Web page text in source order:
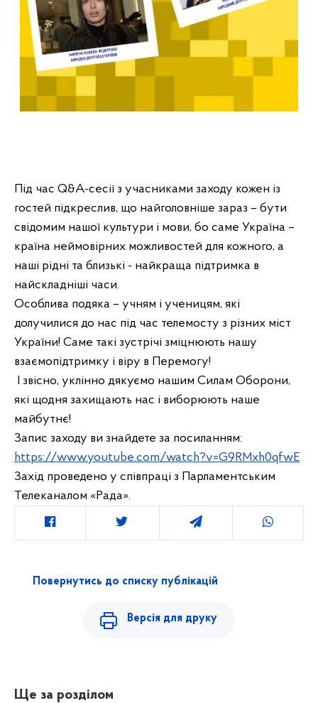
Під час Q&A-сесії з учасниками заходу кожен із
гостей підкреслив, що найголовніше зараз – бути
свідомим нашої культури і мови, бо саме Україна –
країна неймовірних можливостей для кожного, а
наші рідні та близькі - найкраща підтримка в
Особлива подяка – учням і ученицям, які
долучилися до нас під час телемосту з різних міст
України! Саме такі зустрічі зміцнюють нашу
які щодня захищають нас і виборюють наше
https://www.youtube.com/watch?v=G9RMxh0qfwE
Захід проведено у співпраці з Парламентським
Телеканалом «Рада».
Повернутись до списку публікацій
Версія для друку
Ще за розділом